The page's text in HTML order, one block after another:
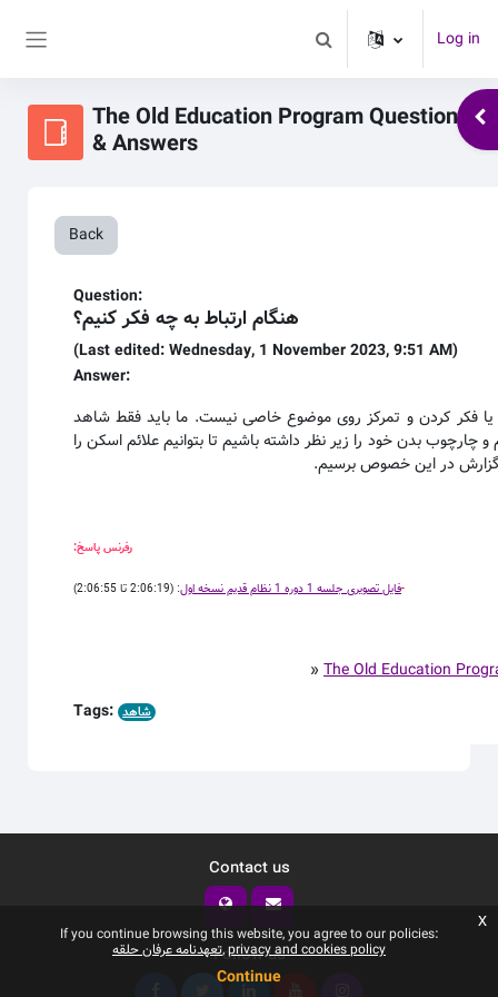
Toggle search inputLog in
The Old Education Program Questions
& Answers
Back
Question:
هنگام ارتباط به چه فکر کنیم؟
(Last edited: Wednesday, 1 November 2023, 9:51 AM)
Answer:
یا فکر کردن و تمرکز روی موضوع خاصی نیست. ما باید فقط شاهد
چارچوب بدن خود را زیر نظر داشته باشیم تا بتوانیم علائم اسکن را
گزارش در این خصوص برسیم.
رفرنس پاسخ:
-فایل تصویری جلسه 1 دوره 1 نظام قدیم نسخه اول : (2:06:19 تا 2:06:55)
» The Old Education
Tags: شاهد
Contact us
Follow us
If you continue browsing this website, you agree to our policies:
تعهدنامه عرفان حلقه privacy and cookies policy
Continue
x